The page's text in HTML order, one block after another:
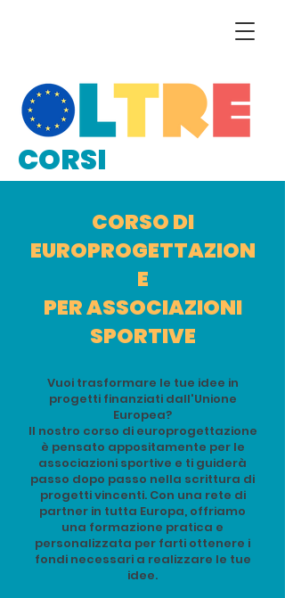
CORSI
CORSO DI
EUROPROGETTAZION
E
PER ASSOCIAZIONI
SPORTIVE
Vuoi trasformare le tue idee in
progetti finanziati dall'Unione
Europea?
Il nostro corso di europrogettazione
è pensato appositamente per le
associazioni sportive e ti guiderà
passo dopo passo nella scrittura di
progetti vincenti. Con una rete di
partner in tutta Europa, offriamo
una formazione pratica e
personalizzata per farti ottenere i
fondi necessari a realizzare le tue
idee.